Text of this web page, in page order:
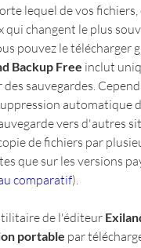
lequel de vos
changent le plus
pouvez le
Backup Free inclut
sauvegardes.
automatique
vers d'autres
de fichiers par
que sur les versions
comparatif).
de l'éditeur
portable par